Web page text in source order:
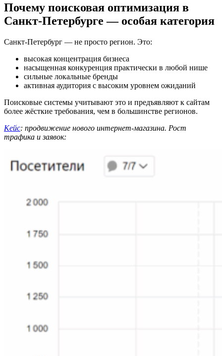
Почему поисковая оптимизация в
Санкт-Петербурге — особая категория
Санкт-Петербург — не просто регион. Это:
высокая концентрация бизнеса
насыщенная конкуренция практически в любой нише
сильные локальные бренды
активная аудитория с высоким уровнем ожиданий
Поисковые системы учитывают это и предъявляют к сайтам
более жёсткие требования, чем в большинстве регионов.
Кейс: продвижение нового интернет-магазина. Рост
трафика и заявок: